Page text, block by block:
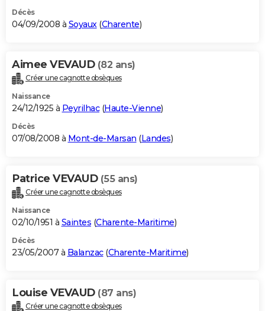
Décès
04/09/2008 à Soyaux(Charente)
Aimee VEVAUD (82 ans)
Créer une cagnotte obsèques
Naissance
24/12/1925 à Peyrilhac(Haute-Vienne)
Décès
07/08/2008 à Mont-de-Marsan (Landes)
Patrice VEVAUD (55 ans)
Créer une cagnotte obsèques
Naissance
02/10/1951 à Saintes (Charente-Maritime)
Décès
23/05/2007 à Balanzac(Charente-Maritime)
Louise VEVAUD (87 ans)
Créer une cagnotte obsèques